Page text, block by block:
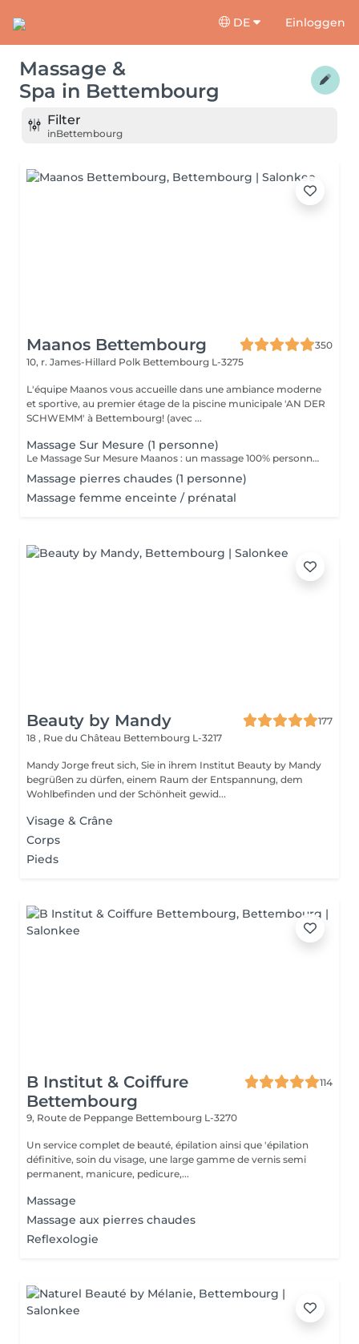
DE Einloggen
Massage &
Spa in Bettembourg
Filter
inBettembourg
Maanos Bettembourg
350
10, r. James-Hillard Polk Bettembourg L-3275
L'équipe Maanos vous accueille dans une ambiance moderne
et sportive, au premier étage de la piscine municipale 'AN DER
SCHWEMM' à Bettembourg! (avec ...
Massage Sur Mesure (1 personne)
Le Massage Sur Mesure Maanos : un massage 100% personnalisé en fonction de vos besoins et de vos envies !
Massage pierres chaudes (1 personne)
Massage femme enceinte / prénatal
Beauty by Mandy
177
18 , Rue du Château Bettembourg L-3217
Mandy Jorge freut sich, Sie in ihrem Institut Beauty by Mandy
begrüßen zu dürfen, einem Raum der Entspannung, dem
Wohlbefinden und der Schönheit gewid...
Visage & Crâne
Corps
Pieds
B Institut & Coiffure
Bettembourg
114
9, Route de Peppange Bettembourg L-3270
Un service complet de beauté, épilation ainsi que 'épilation
définitive, soin du visage, une large gamme de vernis semi
permanent, manicure, pedicure,...
Massage
Massage aux pierres chaudes
Reflexologie